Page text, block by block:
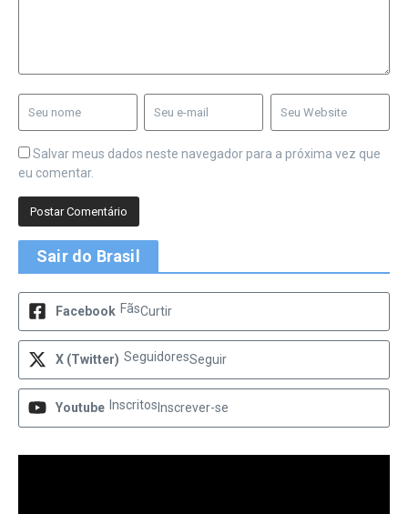
Salvar meus dados neste navegador para a próxima vez que
eu comentar.
Sair do Brasil
Facebook FãsCurtir
X (Twitter) SeguidoresSeguir
Youtube Inscritos Inscrever-se